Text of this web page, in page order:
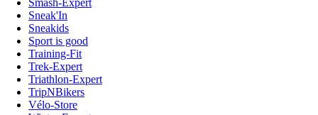
Smash-Expert
Sneak'In
Sneakids
Sport is good
Training-Fit
Trek-Expert
Triathlon-Expert
TripNBikers
Vélo-Store